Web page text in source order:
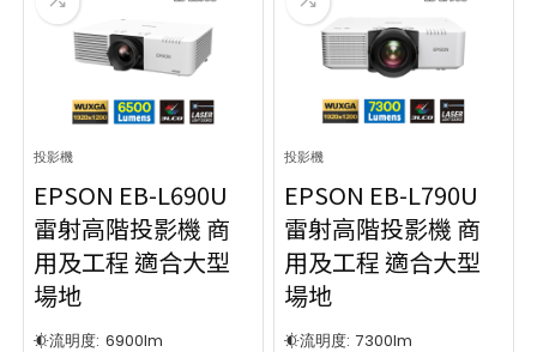
投影機
EPSON EB-L690U
雷射高階投影機 商
用及工程 適合大型
場地
流明度: 6900lm
投影機
EPSON EB-L790U
雷射高階投影機 商
用及工程 適合大型
場地
流明度: 7300lm